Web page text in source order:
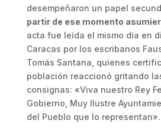
desempeñaron un papel
partir de ese momento
acta fue leída el mismo día en
Caracas por los escribanos
Tomás Santana, quienes
población reaccionó gritando
consignas: «Viva nuestro Rey
Gobierno, Muy Ilustre
del Pueblo que lo representan».